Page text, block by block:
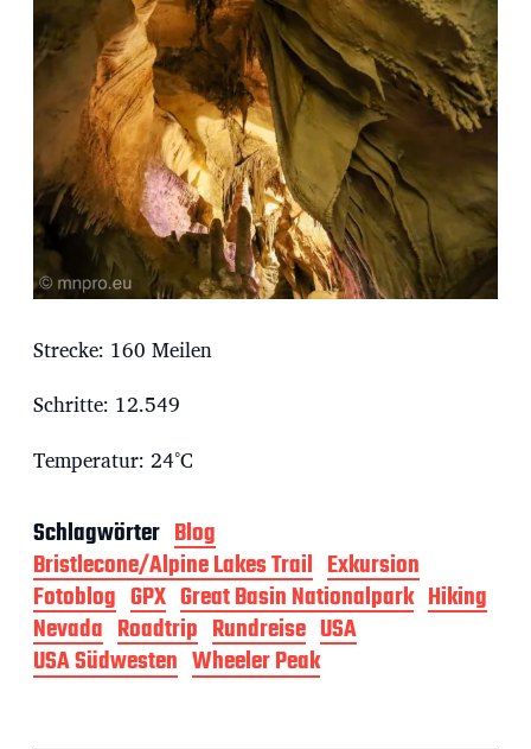
Strecke: 160 Meilen
Schritte: 12.549
Temperatur: 24°C
Schlagwörter Blog
Bristlecone/Alpine Lakes Trail Exkursion
Fotoblog GPX Great Basin Nationalpark Hiking
Nevada Roadtrip Rundreise USA
USA Südwesten Wheeler Peak